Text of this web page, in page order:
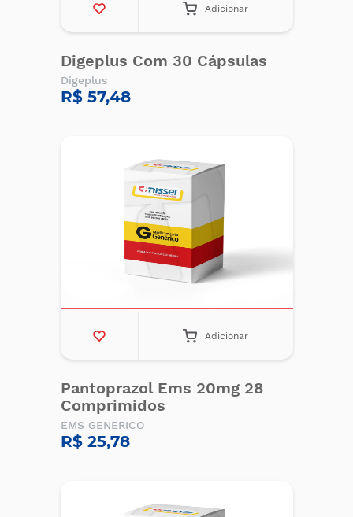
Adicionar
Digeplus Com 30 Cápsulas
Digeplus
R$ 57,48
Adicionar
Pantoprazol Ems 20mg 28
Comprimidos
EMS GENERICO
R$ 25,78